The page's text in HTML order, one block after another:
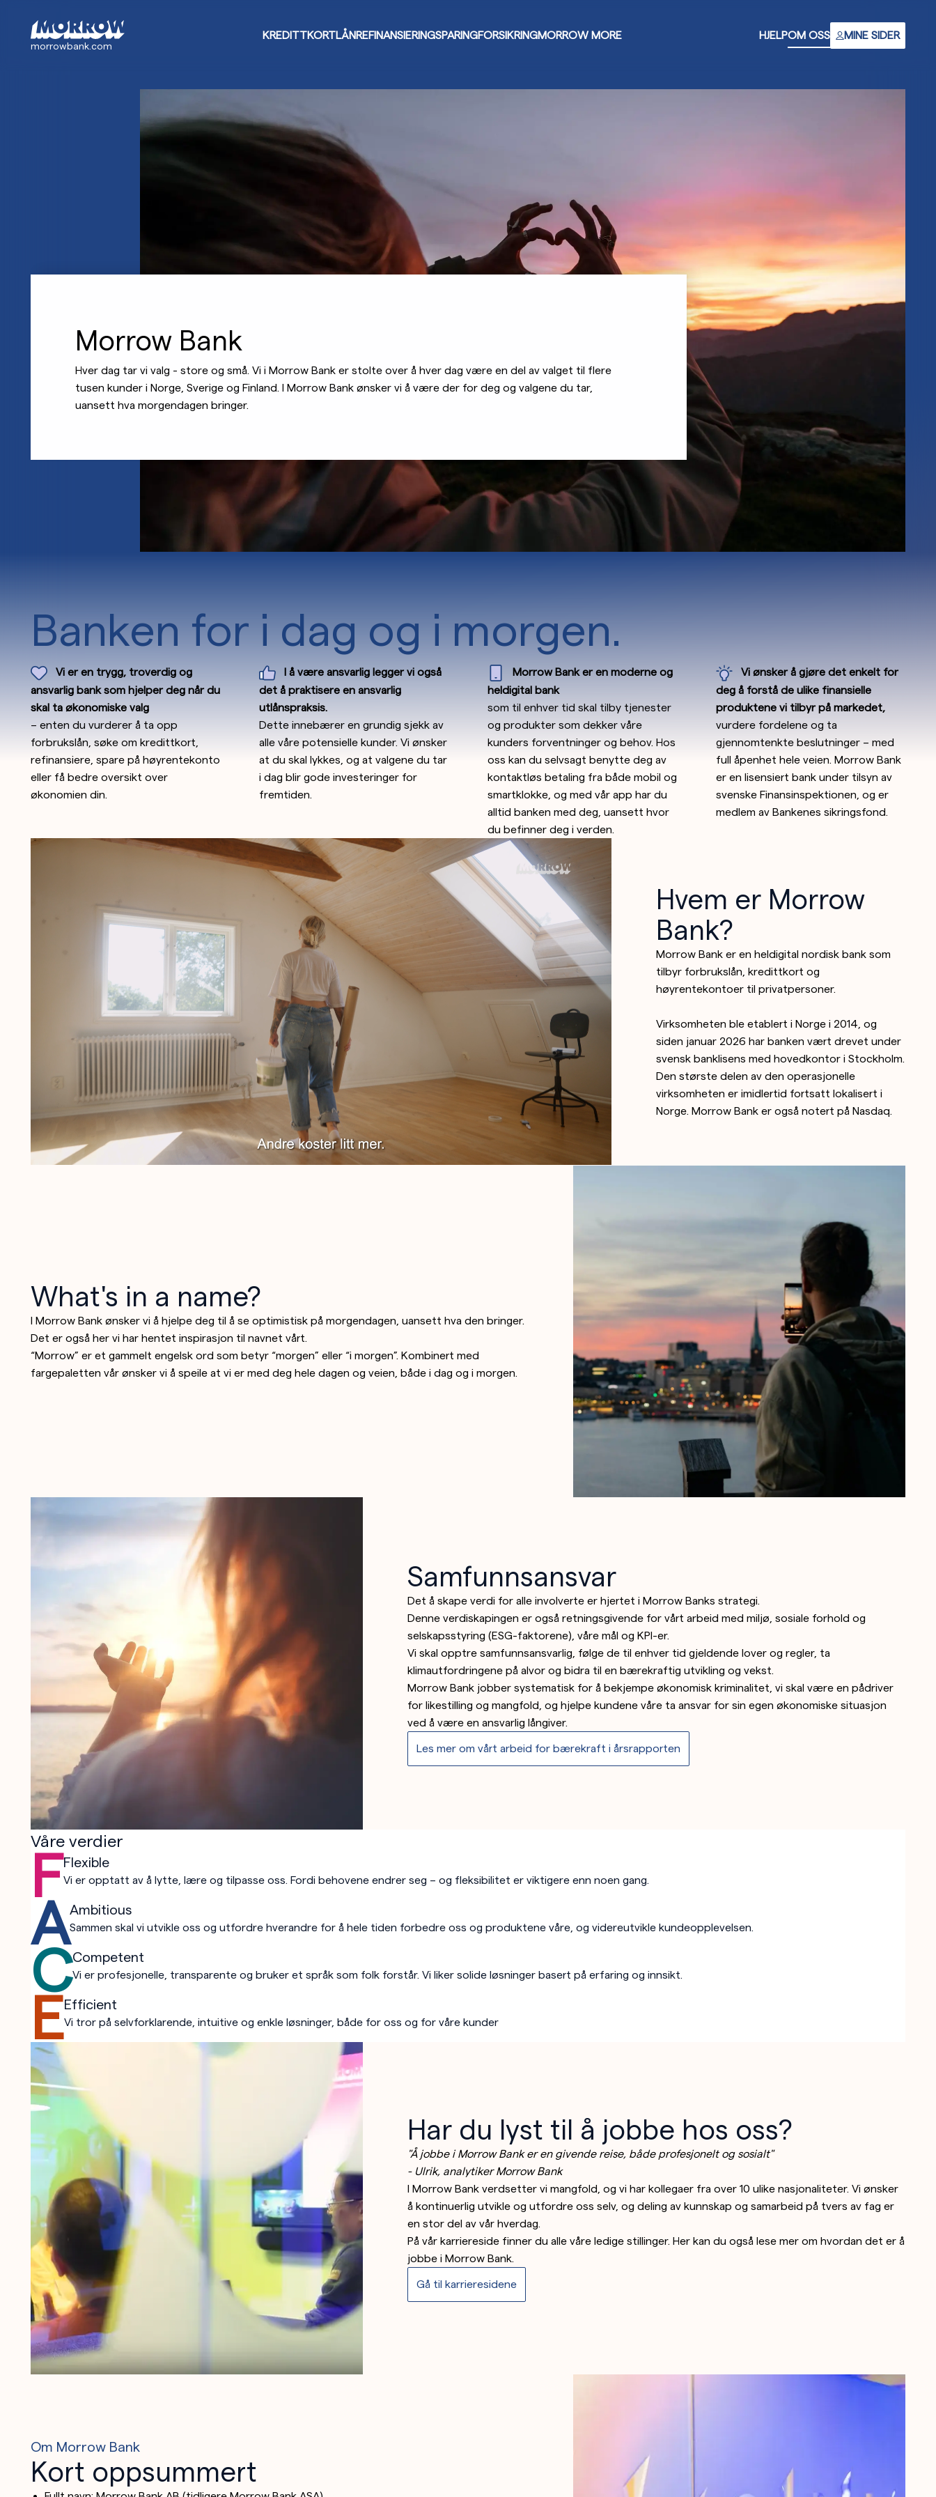
hovedinnhold
morrowbank.com
KREDITTKORTLÅNREFINANSIERINGSPARINGFORSIKRINGMORROW MORE HJELPOM OSS MINE SIDER
Morrow Bank
Hver dag tar vi valg - store og små. Vi i Morrow Bank er stolte over å hver dag være en del av valget til flere
tusen kunder i Norge, Sverige og Finland. I Morrow Bank ønsker vi å være der for deg og valgene du tar,
uansett hva morgendagen bringer.
Banken for i dag og i morgen.
Vi er en trygg, troverdig og
ansvarlig bank som hjelper deg når du
skal ta økonomiske valg
– enten du vurderer å ta opp
forbrukslån, søke om kredittkort,
refinansiere, spare på høyrentekonto
eller få bedre oversikt over
økonomien din.
I å være ansvarlig legger vi også
det å praktisere en ansvarlig
utlånspraksis.
Dette innebærer en grundig sjekk av
alle våre potensielle kunder. Vi ønsker
at du skal lykkes, og at valgene du tar
i dag blir gode investeringer for
fremtiden.
Morrow Bank er en moderne og
heldigital bank
som til enhver tid skal tilby tjenester
og produkter som dekker våre
kunders forventninger og behov. Hos
oss kan du selvsagt benytte deg av
kontaktløs betaling fra både mobil og
smartklokke, og med vår app har du
alltid banken med deg, uansett hvor
du befinner deg i verden.
Vi ønsker å gjøre det enkelt for
deg å forstå de ulike finansielle
produktene vi tilbyr på markedet,
vurdere fordelene og ta
gjennomtenkte beslutninger – med
full åpenhet hele veien. Morrow Bank
er en lisensiert bank under tilsyn av
svenske Finansinspektionen, og er
medlem av Bankenes sikringsfond.
Hvem er Morrow
Bank?
Morrow Bank er en heldigital nordisk bank som
tilbyr forbrukslån, kredittkort og
høyrentekontoer til privatpersoner.
Virksomheten ble etablert i Norge i 2014, og
siden januar 2026 har banken vært drevet under
svensk banklisens med hovedkontor i Stockholm.
Den største delen av den operasjonelle
virksomheten er imidlertid fortsatt lokalisert i
Norge. Morrow Bank er også notert på Nasdaq.
What's in a name?
I Morrow Bank ønsker vi å hjelpe deg til å se optimistisk på morgendagen, uansett hva den bringer.
Det er også her vi har hentet inspirasjon til navnet vårt.
“Morrow” er et gammelt engelsk ord som betyr “morgen” eller “i morgen”. Kombinert med
fargepaletten vår ønsker vi å speile at vi er med deg hele dagen og veien, både i dag og i morgen.
Samfunnsansvar
Det å skape verdi for alle involverte er hjertet i Morrow Banks strategi.
Denne verdiskapingen er også retningsgivende for vårt arbeid med miljø, sosiale forhold og
selskapsstyring (ESG-faktorene), våre mål og KPI-er.
Vi skal opptre samfunnsansvarlig, følge de til enhver tid gjeldende lover og regler, ta
klimautfordringene på alvor og bidra til en bærekraftig utvikling og vekst.
Morrow Bank jobber systematisk for å bekjempe økonomisk kriminalitet, vi skal være en pådriver
for likestilling og mangfold, og hjelpe kundene våre ta ansvar for sin egen økonomiske situasjon
ved å være en ansvarlig långiver.
Les mer om vårt arbeid for bærekraft i årsrapporten
Våre verdier
FFlexible
Vi er opptatt av å lytte, lære og tilpasse oss. Fordi behovene endrer seg – og fleksibilitet er viktigere enn noen gang.
AAmbitious
Sammen skal vi utvikle oss og utfordre hverandre for å hele tiden forbedre oss og produktene våre, og videreutvikle kundeopplevelsen.
CCompetent
Vi er profesjonelle, transparente og bruker et språk som folk forstår. Vi liker solide løsninger basert på erfaring og innsikt.
EEfficient
Vi tror på selvforklarende, intuitive og enkle løsninger, både for oss og for våre kunder
Har du lyst til å jobbe hos oss?
"Å jobbe i Morrow Bank er en givende reise, både profesjonelt og sosialt"
- Ulrik, analytiker Morrow Bank
I Morrow Bank verdsetter vi mangfold, og vi har kollegaer fra over 10 ulike nasjonaliteter. Vi ønsker
å kontinuerlig utvikle og utfordre oss selv, og deling av kunnskap og samarbeid på tvers av fag er
en stor del av vår hverdag.
På vår karriereside finner du alle våre ledige stillinger. Her kan du også lese mer om hvordan det er å
jobbe i Morrow Bank.
Gå til karrieresidene
Om Morrow Bank
Kort oppsummert